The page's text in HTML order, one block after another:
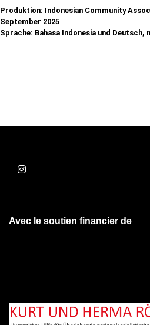
Produktion: Indonesian Community
September 2025
Sprache: Bahasa Indonesia und
Avec le soutien financier de